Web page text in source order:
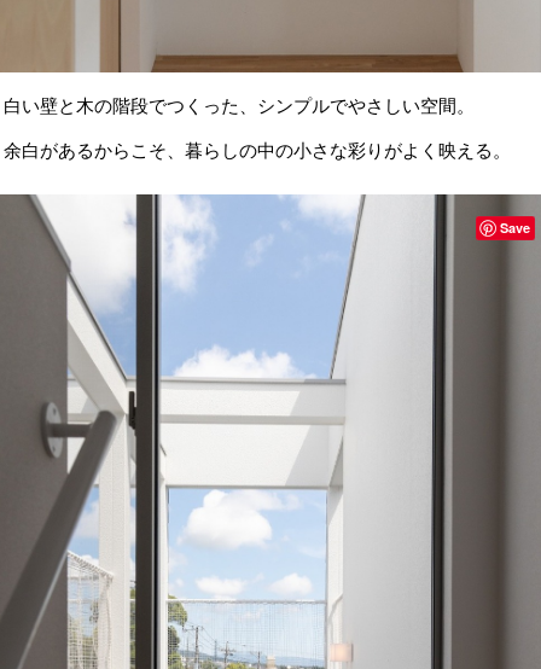
白い壁と木の階段でつくった、シンプルでやさしい空間。
余白があるからこそ、暮らしの中の小さな彩りがよく映える。
Save